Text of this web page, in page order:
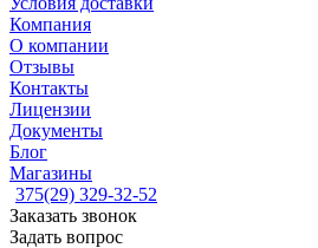
Компания
О компании
Отзывы
Контакты
Лицензии
Документы
Блог
Магазины
375(29) 329-32-52
Заказать звонок
Задать вопрос